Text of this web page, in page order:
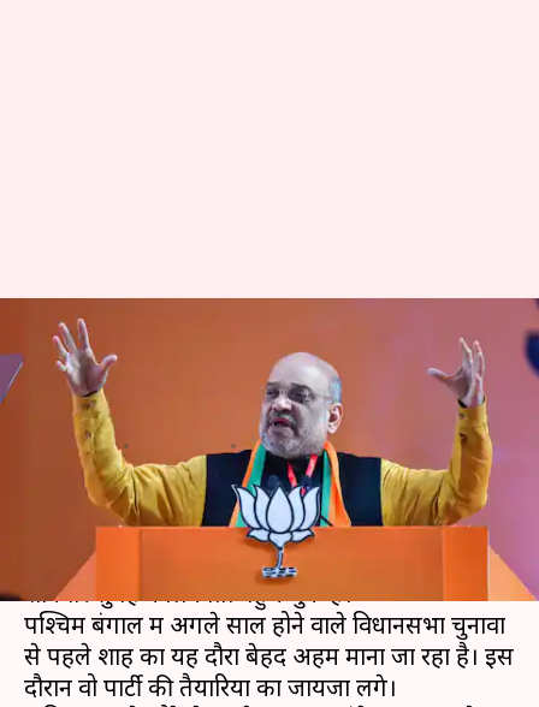
पश्चिम बंगाल दौरे पर अमित शाह,
TMC के कई बागी भाजपा में हो
सकते हैं शामिल
प्रमोद कुमार 10:23 am
केंद्रीय गृह मंत्री अमित शाह दो दिनों के बंगाल दौरे के लिए
शनिवार सुबह कोलकाता पहुंच चुके हैं।
पश्चिम बंगाल में अगले साल होने वाले विधानसभा चुनावों
से पहले शाह का यह दौरा बेहद अहम माना जा रहा है। इस
दौरान वो पार्टी की तैयारियों का जायजा लेंगे।